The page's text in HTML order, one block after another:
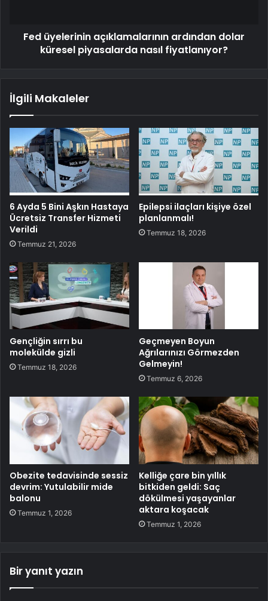
Fed üyelerinin açıklamalarının ardından dolar
küresel piyasalarda nasıl fiyatlanıyor?
İlgili Makaleler
6 Ayda 5 Bini Aşkın Hastaya
Ücretsiz Transfer Hizmeti
Verildi
Temmuz 21, 2026
Epilepsi ilaçları kişiye özel
planlanmalı!
Temmuz 18, 2026
Gençliğin sırrı bu
molekülde gizli
Temmuz 18, 2026
Geçmeyen Boyun
Ağrılarınızı Görmezden
Gelmeyin!
Temmuz 6, 2026
Obezite tedavisinde sessiz
devrim: Yutulabilir mide
balonu
Temmuz 1, 2026
Kelliğe çare bin yıllık
bitkiden geldi: Saç
dökülmesi yaşayanlar
aktara koşacak
Temmuz 1, 2026
Bir yanıt yazın